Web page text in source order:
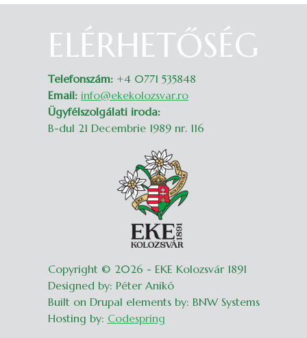
ELÉRHETŐSÉG
Telefonszám: +4 0771 535848
Email: info@ekekolozsvar.ro
Ügyfélszolgálati iroda:
B-dul 21 Decembrie 1989 nr. 116
Copyright © 2026 - EKE Kolozsvár 1891
Designed by: Péter Anikó
Built on Drupal elements by: BNW Systems
Hosting by: Codespring